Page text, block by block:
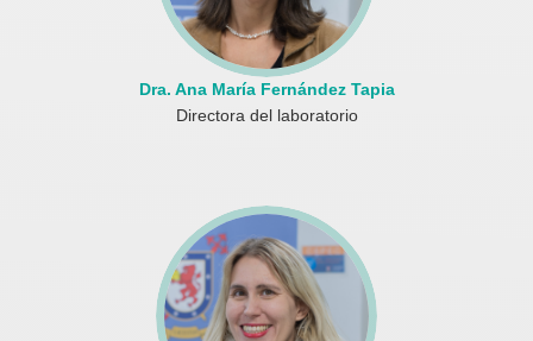
Dra. Ana María Fernández Tapia
Directora del laboratorio